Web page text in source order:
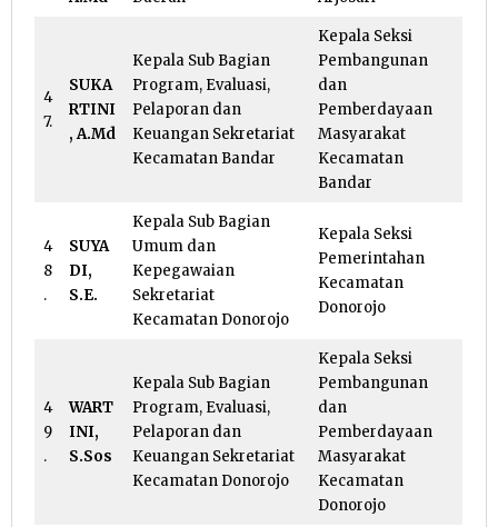
4
7.
SUKA
RTINI
, A.Md
Kepala Sub Bagian
Program, Evaluasi,
Pelaporan dan
Keuangan Sekretariat
Kecamatan Bandar
Kepala Seksi
Pembangunan
dan
Pemberdayaan
Masyarakat
Kecamatan
Bandar
4
8
.
SUYA
DI,
S.E.
Kepala Sub Bagian
Umum dan
Kepegawaian
Sekretariat
Kecamatan Donorojo
Kepala Seksi
Pemerintahan
Kecamatan
Donorojo
4
9
.
WART
INI,
S.Sos
Kepala Sub Bagian
Program, Evaluasi,
Pelaporan dan
Keuangan Sekretariat
Kecamatan Donorojo
Kepala Seksi
Pembangunan
dan
Pemberdayaan
Masyarakat
Kecamatan
Donorojo